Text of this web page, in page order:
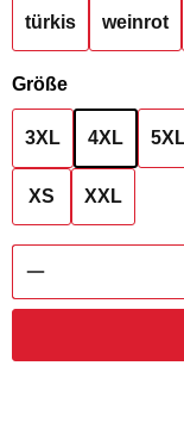
türkis weinrot
Größeauswählen
3XL 4XL
XS XXL
Produkt